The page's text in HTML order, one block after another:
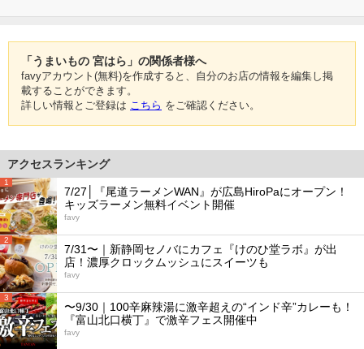
「うまいもの 宮はら」の関係者様へ
favyアカウント(無料)を作成すると、自分のお店の情報を編集し掲
載することができます。
詳しい情報とご登録は こちら をご確認ください。
アクセスランキング
1
7/27│『尾道ラーメンWAN』が広島HiroPaにオープン！
キッズラーメン無料イベント開催
favy
2
7/31〜｜新静岡セノバにカフェ『けのひ堂ラボ』が出
店！濃厚クロックムッシュにスイーツも
favy
3
〜9/30｜100辛麻辣湯に激辛超えの“インド辛”カレーも！
『富山北口横丁』で激辛フェス開催中
favy